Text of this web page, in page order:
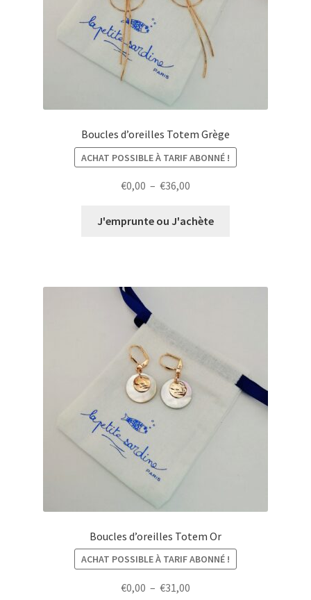
Boucles d’oreilles Totem Grège
ACHAT POSSIBLE À TARIF ABONNÉ !
€0,00 – €36,00
prix :
J'emprunte ou J'achète
Boucles d’oreilles Totem Or
ACHAT POSSIBLE À TARIF ABONNÉ !
€0,00 – €31,00